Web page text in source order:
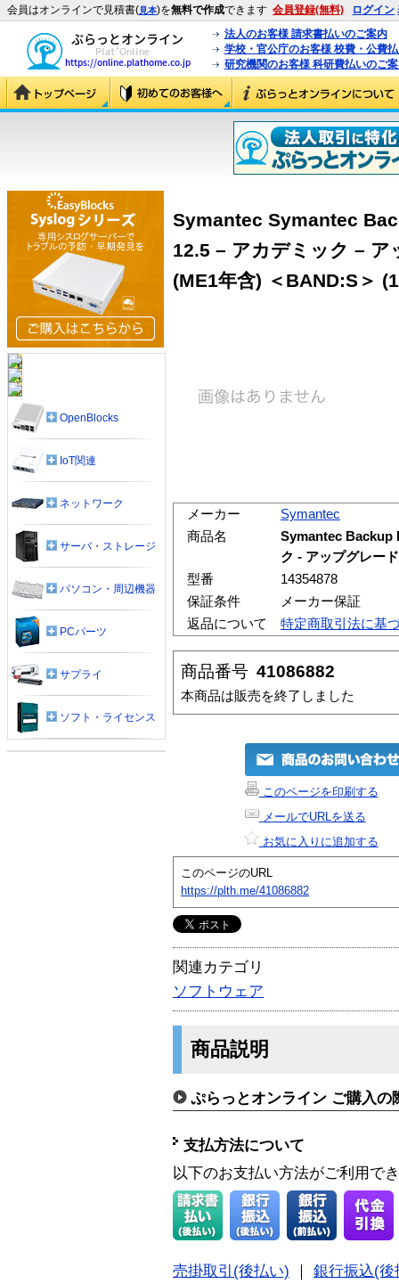
会員はオンラインで見積書(見本)を無料で作成できます 会員登録(無料) ログイン
法人のお客様 請求書払いのご案内
学校・官公庁のお客様 校費・公費
研究機関のお客様 科研費払いのご
Symantec Symantec
12.5 – アカデミック –
(ME1年含) ＜BAND:S＞
メーカー
Symantec
商品名
Symantec Backup
ク - アップグレー
型番
14354878
保証条件
メーカー保証
返品について
特定商取引法に基
商品番号 41086882
本商品は販売を終了しました
このページを印刷する
メールでURLを送る
お気に入りに追加する
このページのURL
https://plth.me/41086882
関連カテゴリ
ソフトウェア
商品説明
ぷらっとオンライン ご購入の
支払方法について
以下のお支払い方法がご利用で
売掛取引(後払い)
銀行振込(後
OpenBlocks
IoT関連
ネットワーク
サーバ・ストレージ
パソコン・周辺機器
PCパーツ
サプライ
ソフト・ライセンス